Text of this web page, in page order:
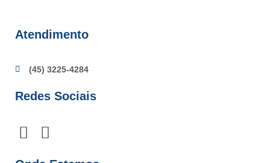
Atendimento
(45) 3225-4284
Redes Sociais
F
I